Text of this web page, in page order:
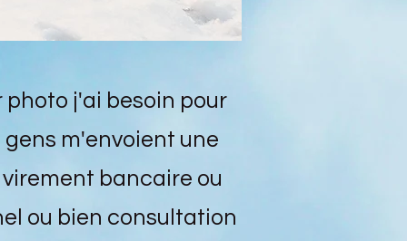
j'ai besoin pour
m'envoient une
bancaire ou
ou bien consultation